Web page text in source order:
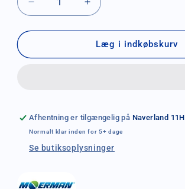
Reducer
antallet
for
universal
Øg
antallet
for
Bambus
universal
Læg i indkøbskurv
Afhentning er tilgængelig på Naverland 11H
Normalt klar inden for 5+ dage
Se butiksoplysninger